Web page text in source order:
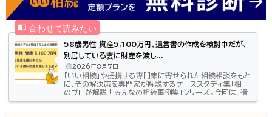
58歳男性 資産5,100万円、遺言書の作成を検討中だが、
別居している妻に財産を渡し...
2026年8月7日
「いい相続」や提携する専門家に寄せられた相続相談をもと
に、その解決策を専門家が解説するケーススタディ集「相続
のプロが解説！みんなの相続事例集」シリーズ。今回は、遺
言書を作成したいが別居中の妻に財産を渡したくない、58